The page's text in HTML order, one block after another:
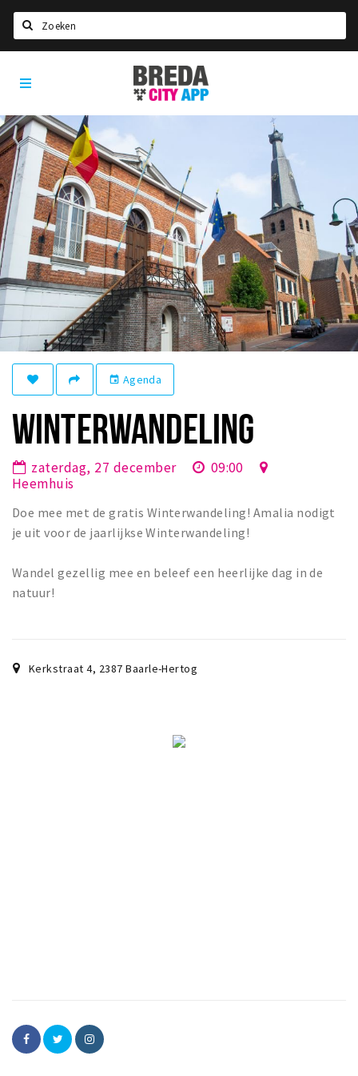
Home
Agenda
Deals
Party pics
Nieuws, interviews & blogs
Eten
Drinken
Slapen
Recreatief
Winkels
Winkelgebieden
Bezienswaardigheden
Musea, theaters & podia
Toeristische routes
Baroniepoorten
Sport
Breda
City
App
event Agenda
WINTERWANDELING
zaterdag, 27 december
09:00
Heemhuis
Doe mee met de gratis Winterwandeling! Amalia nodigt
je uit voor de jaarlijkse Winterwandeling!
Wandel gezellig mee en beleef een heerlijke dag in de
natuur!
Kerkstraat 4, 2387 Baarle-Hertog